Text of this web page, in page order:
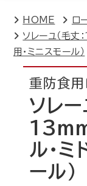
HOME
ロ
ソレーユ（毛丈
用・ミニスモール）
重防食用
ソレー
13mm
ル・ミ
ール）